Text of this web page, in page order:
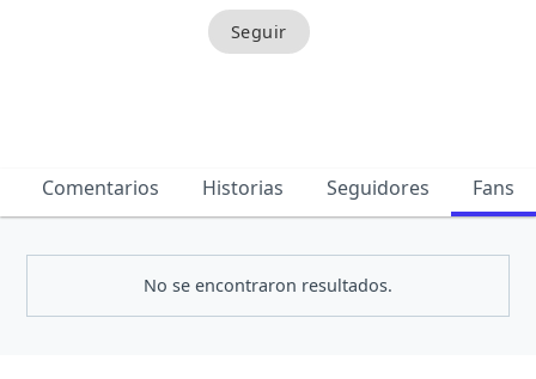
Comentarios Historias Seguidores Fans
No se encontraron resultados.